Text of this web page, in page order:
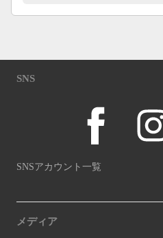
SNS
SNSアカウント一覧
メディア